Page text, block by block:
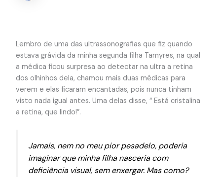
Lembro de uma das ultrassonografias que fiz quando
estava grávida da minha segunda filha Tamyres, na qual
a médica ficou surpresa ao detectar na ultra a retina
dos olhinhos dela, chamou mais duas médicas para
verem e elas ficaram encantadas, pois nunca tinham
visto nada igual antes. Uma delas disse, “ Está cristalina
a retina, que lindo!”.
Jamais, nem no meu pior pesadelo, poderia
imaginar que minha filha nasceria com
deficiência visual, sem enxergar. Mas como?